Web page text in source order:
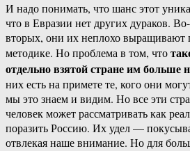
И надо понимать, что шанс этот
что в Евразии нет других дураков.
вторых, они их неплохо выращивают
методике. Но проблема в том, что
отдельно взятой стране им больше
них есть на примете те, кого они
мы это знаем и видим. Но все эти
человек может рассматривать как
поразить Россию. Их удел —
отвлекая наше внимание. Но для